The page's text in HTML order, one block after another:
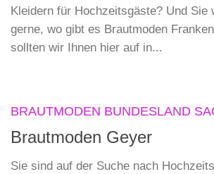
Kleidern für Hochzeitsgäste? Und Sie
gerne, wo gibt es Brautmoden
sollten wir Ihnen hier auf in...
BRAUTMODEN BUNDESLAND
Brautmoden Geyer
Sie sind auf der Suche nach